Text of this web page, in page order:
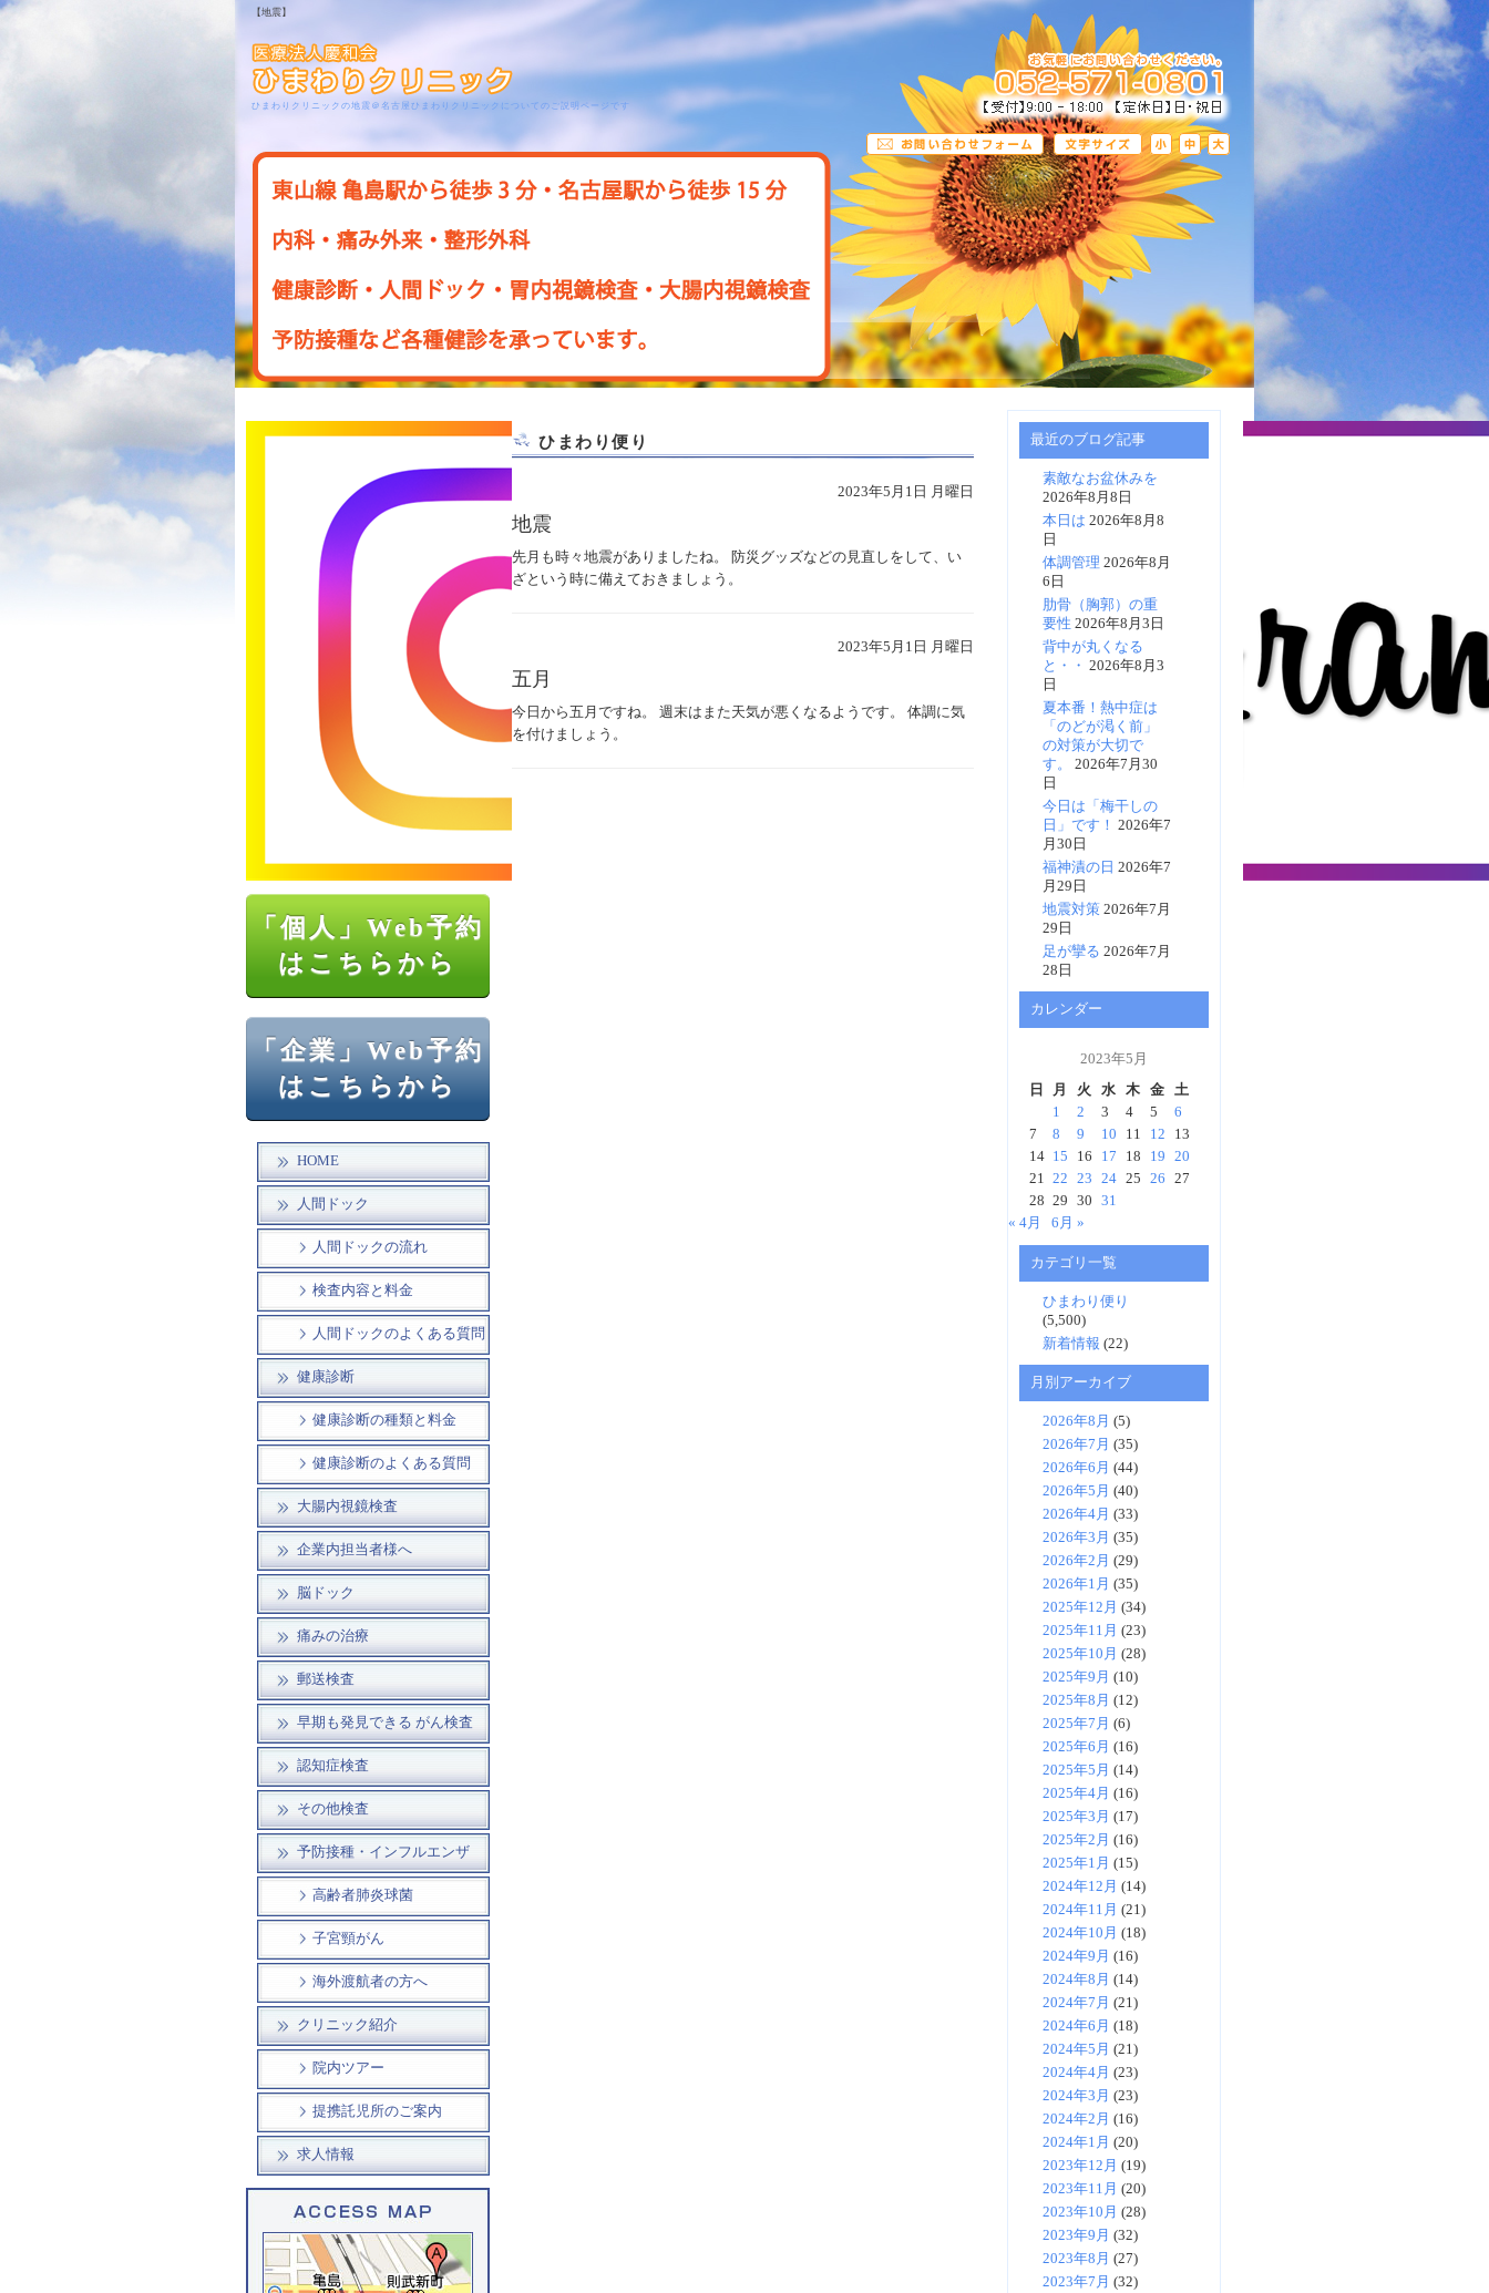
【地震】
ひまわりクリニックの地震＠名古屋ひまわりクリニックについてのご説明ページです
「個人」Web予約
はこちらから
「企業」Web予約
はこちらから
HOME
人間ドック
人間ドックの流れ
検査内容と料金
人間ドックのよくある質問
健康診断
健康診断の種類と料金
健康診断のよくある質問
大腸内視鏡検査
企業内担当者様へ
脳ドック
痛みの治療
郵送検査
早期も発見できる がん検査
認知症検査
その他検査
予防接種・インフルエンザ
高齢者肺炎球菌
子宮頸がん
海外渡航者の方へ
クリニック紹介
院内ツアー
提携託児所のご案内
求人情報
ひまわり便り
2023年5月1日 月曜日
地震
先月も時々地震がありましたね。 防災グッズなどの見直しをして、い
ざという時に備えておきましょう。
2023年5月1日 月曜日
五月
今日から五月ですね。 週末はまた天気が悪くなるようです。 体調に気
を付けましょう。
最近のブログ記事
素敵なお盆休みを
2026年8月8日
本日は 2026年8月8
日
体調管理 2026年8月
6日
肋骨（胸郭）の重
要性 2026年8月3日
背中が丸くなる
と・・ 2026年8月3
日
夏本番！熱中症は
「のどが渇く前」
の対策が大切で
す。
2026年7月30
日
今日は「梅干しの
日」です！ 2026年7
月30日
福神漬の日 2026年7
月29日
地震対策 2026年7月
29日
足が攣る 2026年7月
28日
カレンダー
2023年5月
日
月 火 水 木 金
土
1
2 3 4 5
6
7
8 9 10 11 12
13
14 15 16 17 18 19
20
21 22 23 24 25 26
27
28 29 30
31
« 4月
6月 »
カテゴリ一覧
ひまわり便り
(5,500)
新着情報 (22)
月別アーカイブ
2026年8月 (5)
2026年7月 (35)
2026年6月 (44)
2026年5月 (40)
2026年4月 (33)
2026年3月 (35)
2026年2月 (29)
2026年1月 (35)
2025年12月 (34)
2025年11月 (23)
2025年10月 (28)
2025年9月 (10)
2025年8月 (12)
2025年7月 (6)
2025年6月 (16)
2025年5月 (14)
2025年4月 (16)
2025年3月 (17)
2025年2月 (16)
2025年1月 (15)
2024年12月 (14)
2024年11月 (21)
2024年10月 (18)
2024年9月 (16)
2024年8月 (14)
2024年7月 (21)
2024年6月 (18)
2024年5月 (21)
2024年4月 (23)
2024年3月 (23)
2024年2月 (16)
2024年1月 (20)
2023年12月 (19)
2023年11月 (20)
2023年10月 (28)
2023年9月 (32)
2023年8月 (27)
2023年7月 (32)